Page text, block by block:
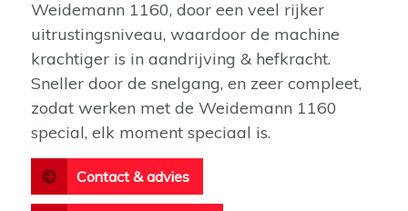
Weidemann 1160, door een veel rijker
uitrustingsniveau, waardoor de machine
krachtiger is in aandrijving & hefkracht.
Sneller door de snelgang, en zeer compleet,
zodat werken met de Weidemann 1160
special, elk moment speciaal is.
Contact & advies